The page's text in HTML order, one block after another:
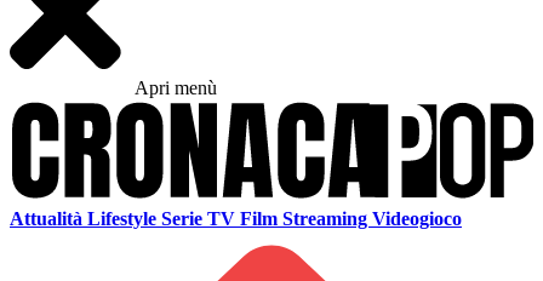
Apri menù
Attualità Lifestyle Serie TV Film Streaming Videogioco